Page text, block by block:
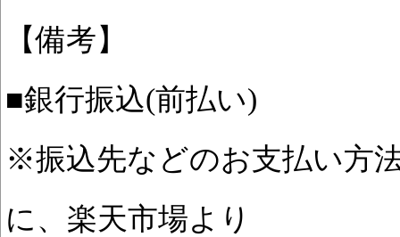
【備考】
■銀行振込(前払い)
※振込先などのお支払い方
に、楽天市場より